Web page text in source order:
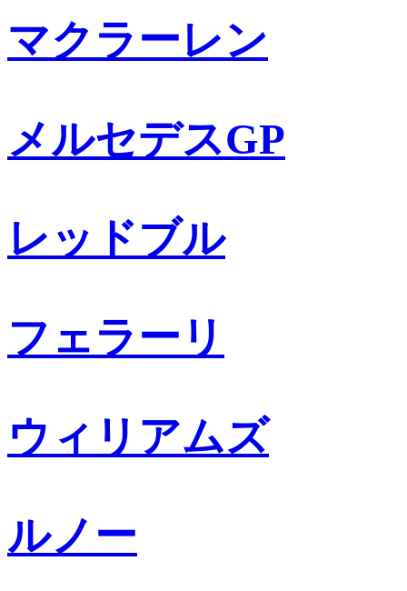
マクラーレン
メルセデスGP
レッドブル
フェラーリ
ウィリアムズ
ルノー